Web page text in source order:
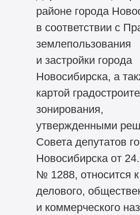
районе города
в соответствии с
землепользования
и застройки города
Новосибирска, а
картой
зонирования,
утвержденными
Совета депутатов
Новосибирска от
№ 1288, относится
делового,
и коммерческого